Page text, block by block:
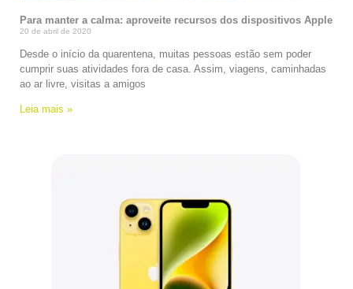
Para manter a calma: aproveite recursos dos dispositivos Apple
20 de abril de 2020
Desde o início da quarentena, muitas pessoas estão sem poder
cumprir suas atividades fora de casa. Assim, viagens, caminhadas
ao ar livre, visitas a amigos
Leia mais »